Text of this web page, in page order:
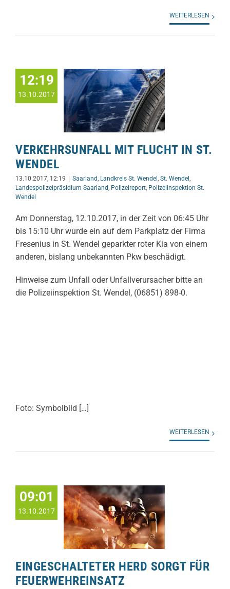
WEITERLESEN
12:19
13.10.2017
VERKEHRSUNFALL MIT FLUCHT IN ST.
WENDEL
13.10.2017, 12:19 Saarland, Landkreis St. Wendel , St. Wendel ,
Landespolizeipräsidium Saarland, Polizeireport, Polizeiinspektion St.
Wendel
Am Donnerstag, 12.10.2017, in der Zeit von 06:45 Uhr
bis 15:10 Uhr wurde ein auf dem Parkplatz der Firma
Fresenius in St. Wendel geparkter roter Kia von einem
anderen, bislang unbekannten Pkw beschädigt.
Hinweise zum Unfall oder Unfallverursacher bitte an
die Polizeiinspektion St. Wendel, (06851) 898-0.
Foto: Symbolbild […]
WEITERLESEN
09:01
13.10.2017
EINGESCHALTETER HERD SORGT FÜR
FEUERWEHREINSATZ